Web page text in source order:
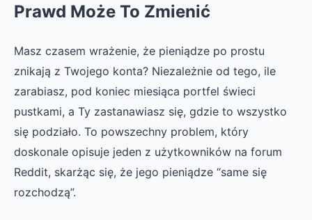
Prawd Może To Zmienić
Masz czasem wrażenie, że pieniądze po prostu
znikają z Twojego konta? Niezależnie od tego, ile
zarabiasz, pod koniec miesiąca portfel świeci
pustkami, a Ty zastanawiasz się, gdzie to wszystko
się podziało. To powszechny problem, który
doskonale opisuje jeden z użytkowników na forum
Reddit, skarżąc się, że jego pieniądze “same się
rozchodzą”.